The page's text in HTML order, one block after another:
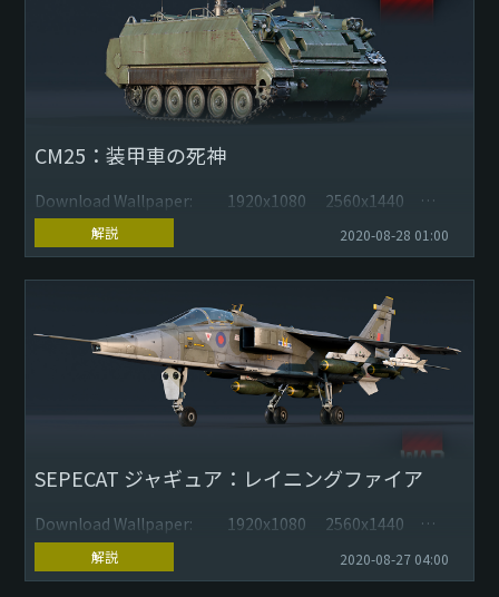
CM25：装甲車の死神
Download Wallpaper: 1920x1080 2560x1440
3840x2160
CM25は、広く運用されているアメリカのM113をベースに...
解説 2020-08-28 01:00
SEPECAT ジャギュア：レイニングファイア
Download Wallpaper: 1920x1080 2560x1440
3840x2160
SEPECAT ジャギュアは、1960年代のイギリスとフラ...
解説 2020-08-27 04:00